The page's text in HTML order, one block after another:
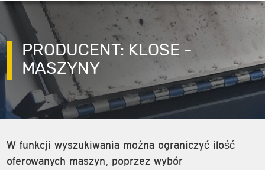
PRODUCENT: KLOSE -
MASZYNY
W funkcji wyszukiwania można ograniczyć ilość
oferowanych maszyn, poprzez wybór